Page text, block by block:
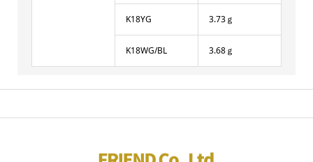
K18YG 3.73ｇ
K18WG/BL 3.68ｇ